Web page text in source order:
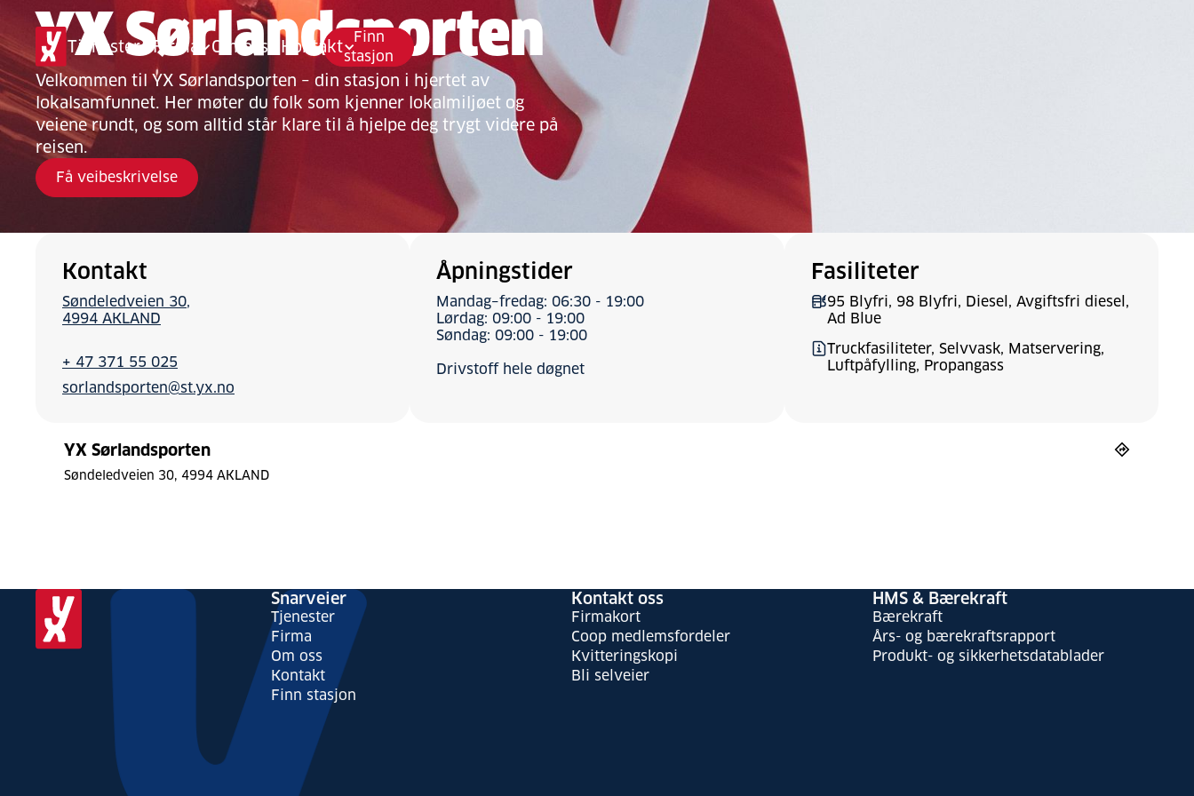
Tjenester Firma Om oss Kontakt
Finn
stasjon
YX Sørlandsporten
Velkommen til YX Sørlandsporten – din stasjon i hjertet av
lokalsamfunnet. Her møter du folk som kjenner lokalmiljøet og
veiene rundt, og som alltid står klare til å hjelpe deg trygt videre på
reisen.
Få veibeskrivelse
Kontakt
Søndeledveien 30
4994 AKLAND
+ 47 371 55 025
sorlandsporten@st.yx.no
Åpningstider
Mandag–fredag: 06:30 - 19:00
Lørdag: 09:00 - 19:00
Søndag: 09:00 - 19:00
Drivstoff hele døgnet
Fasiliteter
95 Blyfri, 98 Blyfri, Diesel, Avgiftsfri diesel,
Ad Blue
Truckfasiliteter, Selvvask, Matservering,
Luftpåfylling, Propangass
YX Sørlandsporten
Søndeledveien 30 4994 AKLAND
Bytt stil
© OpenStreetMap
Snarveier
Tjenester
Firma
Om oss
Kontakt
Finn stasjon
Kontakt oss
Firmakort
Coop medlemsfordeler
Kvitteringskopi
Bli selveier
HMS & Bærekraft
Bærekraft
Års- og bærekraftsrapport
Produkt- og sikkerhetsdatablader